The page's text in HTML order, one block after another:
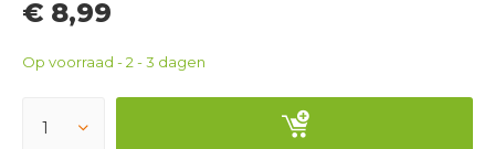
€ 8,99
Op voorraad - 2 - 3 dagen